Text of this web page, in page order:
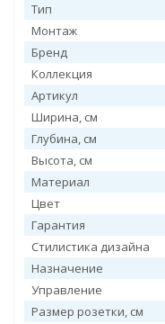
Тип
Монтаж
Бренд
Коллекция
Артикул
Ширина, см
Глубина, см
Высота, см
Материал
Цвет
Гарантия
Стилистика дизайна
Назначение
Управление
Размер розетки, см